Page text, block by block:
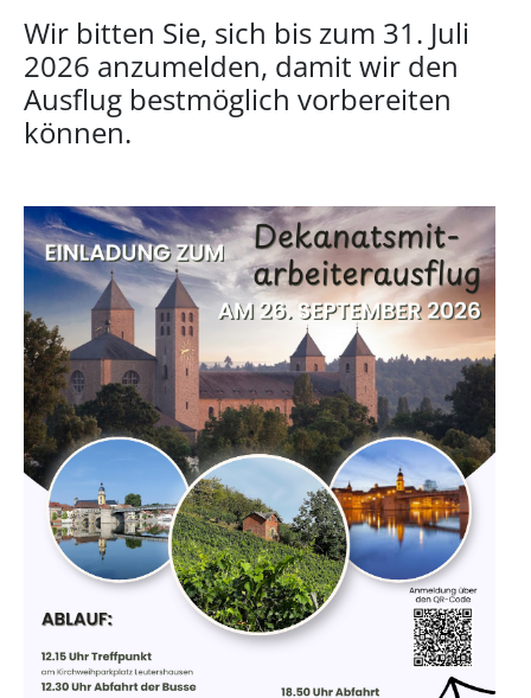
Wir bitten Sie, sich bis zum 31. Juli
2026 anzumelden, damit wir den
Ausflug bestmöglich vorbereiten
können.